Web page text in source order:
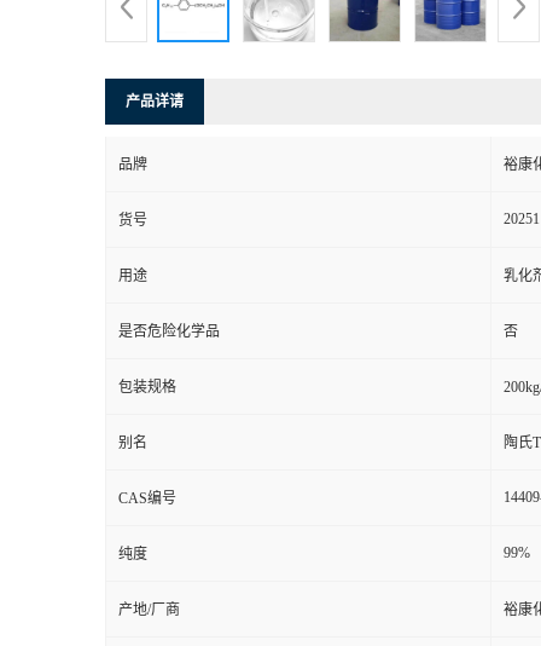
产品详请
品牌 裕康
货号
用途 乳化
是否危险化学品 否
包装规格
别名 陶氏
CAS编号
纯度 99%
产地/厂商 裕康